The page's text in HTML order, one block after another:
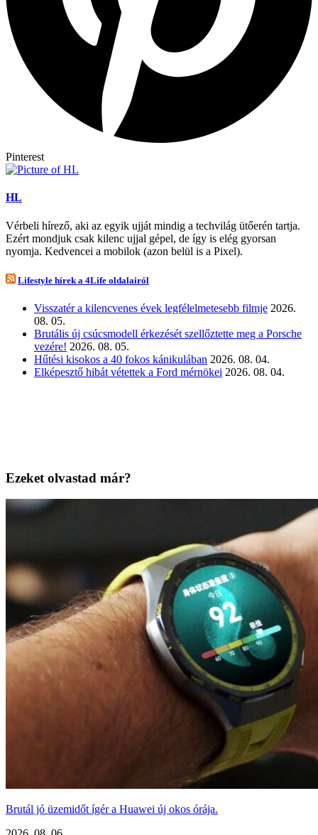
Pinterest
HL
Vérbeli hírező, aki az egyik ujját mindig a techvilág ütőerén tartja.
Ezért mondjuk csak kilenc ujjal gépel, de így is elég gyorsan
nyomja. Kedvencei a mobilok (azon belül is a Pixel).
Lifestyle hírek a 4Life oldalairól
Visszatér a kilencvenes évek legfélelmetesebb filmje 2026.
08. 05.
Brutális új csúcsmodell érkezését szellőztette meg a Porsche
vezére! 2026. 08. 05.
Hűtési kisokos a 40 fokos kánikulában 2026. 08. 04.
Elképesztő hibát vétettek a Ford mérnökei 2026. 08. 04.
Ezeket olvastad már?
Brutál jó üzemidőt ígér a Huawei új okos órája.